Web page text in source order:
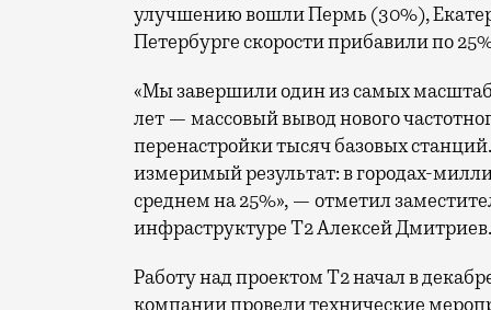
улучшению вошли Пермь (30%),
Петербурге скорости прибавили по
«Мы завершили один из самых
лет — массовый вывод нового
перенастройки тысяч базовых
измеримый результат: в городах-
среднем на 25%», — отметил
инфраструктуре Т2 Алексей Дмитриев.
Работу над проектом Т2 начал в
компании провели технические